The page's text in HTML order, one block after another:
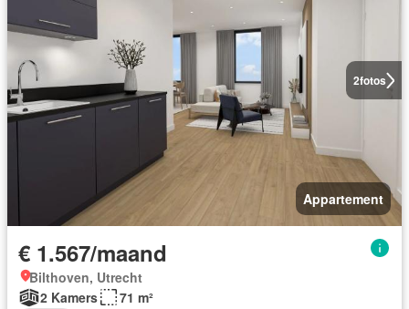
2fotos
Appartement
€ 1.567/maand
Bilthoven, Utrecht
2 Kamers
71 m²